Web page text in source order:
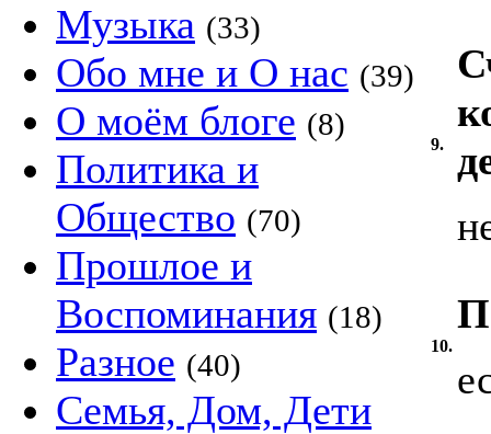
Музыка (33)
Обо мне и О нас (39)
О моём блоге (8)
Политика и
Общество (70)
Прошлое и
Воспоминания (18)
Разное (40)
Семья, Дом, Дети
9.
10.